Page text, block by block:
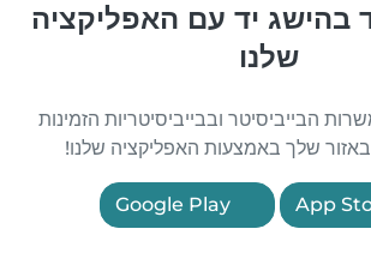
בהישג יד עם האפליקציה
שלנו
הבייביסיטר ובבייביסיטריות הזמינות
שלך באמצעות האפליקציה שלנו!